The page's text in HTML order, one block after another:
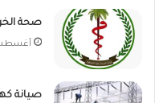
صحة
أغسطس 9,
صيانة